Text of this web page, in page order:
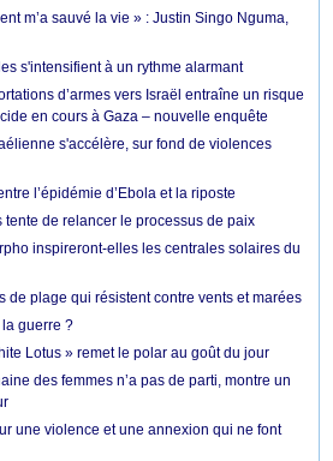
m’a sauvé la vie » : Justin Singo Nguma,
s'intensifient à un rythme alarmant
d’armes vers Israël entraîne un risque
en cours à Gaza – nouvelle enquête
s'accélère, sur fond de violences
l’épidémie d’Ebola et la riposte
tente de relancer le processus de paix
inspireront-elles les centrales solaires du
de plage qui résistent contre vents et marées
la guerre ?
Lotus » remet le polar au goût du jour
des femmes n’a pas de parti, montre un
une violence et une annexion qui ne font